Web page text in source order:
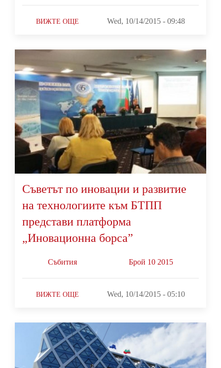
ВИЖТЕ ОЩЕ Wed, 10/14/2015 - 09:48
Съветът по иновации и развитие
на технологиите към БТПП
представи платформа
„Иновационна борса”
Събития Брой 10 2015
ВИЖТЕ ОЩЕ Wed, 10/14/2015 - 05:10